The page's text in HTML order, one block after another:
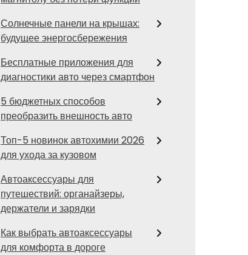
Солнечные панели на крышах:
будущее энергосбережения
Бесплатные приложения для
диагностики авто через смартфон
5 бюджетных способов
преобразить внешность авто
Топ-5 новинок автохимии 2026
для ухода за кузовом
Автоаксессуары для
путешествий: органайзеры,
держатели и зарядки
Как выбрать автоаксессуары
для комфорта в дороге